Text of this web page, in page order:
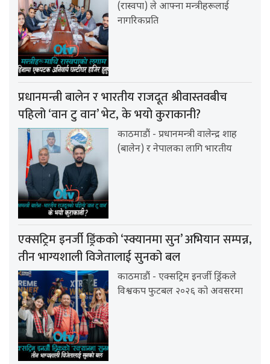
(रास्वपा) ले आफ्ना मन्त्रीहरूलाई
नागरिकप्रति
प्रधानमन्त्री बालेन र भारतीय राजदूत श्रीवास्तवबीच
पहिलो ‘वान टु वान’ भेट, के भयो कुराकानी?
काठमाडौं - प्रधानमन्त्री वालेन्द्र शाह
(बालेन) र नेपालका लागि भारतीय
एक्सट्रिम इनर्जी ड्रिंकको ‘स्क्यानमा सुन’ अभियान सम्पन्न,
तीन भाग्यशाली विजेतालाई सुनको बल
काठमाडौं - एक्सट्रिम इनर्जी ड्रिंकले
विश्वकप फुटबल २०२६ को अवसरमा